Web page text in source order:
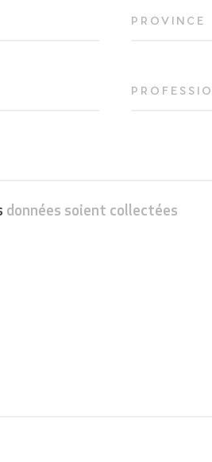
PROVINCE
données soient collectées